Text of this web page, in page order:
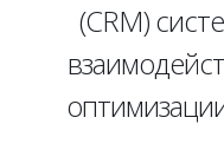
(CRM)